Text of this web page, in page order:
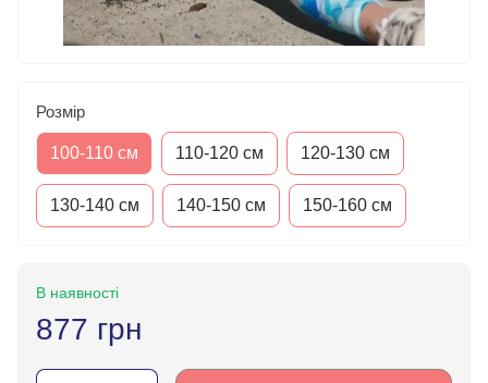
Розмір
100-110 см 110-120 см 120-130 см
130-140 см 140-150 см 150-160 см
В наявності
877 грн